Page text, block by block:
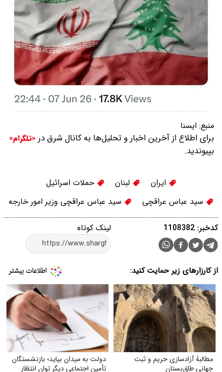
منبع: ايسنا
برای اطلاع از آخرین اخبار و تحلیل‌ها به کانال شرق در «تلگرام»
بپیوندید.
ایران لبنان
حملات اسرائیل
سید عباس عراقچی
سید عباس عراقچی وزیر امور خارجه
لینک کوتاه کدخبر: 1108382
از کارزارهای زیر حمایت کنید:
مطالبهٔ آزادسازی حریم و ثبت
جهانی طاق‌بستان
دولت به میدان بیاید؛ بازنشستگان
تأمین اجتماعی دیگر توان انتظار